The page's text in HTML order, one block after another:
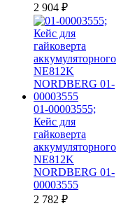
2 904 ₽
01-00003555;
Кейс для
гайковерта
аккумуляторного
NE812K
NORDBERG 01-
00003555
2 782 ₽